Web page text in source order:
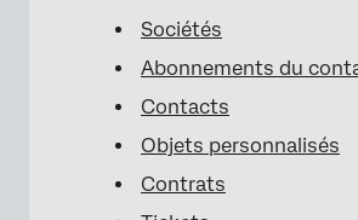
Sociétés
Abonnements du
Contacts
Objets personnalisés
Contrats